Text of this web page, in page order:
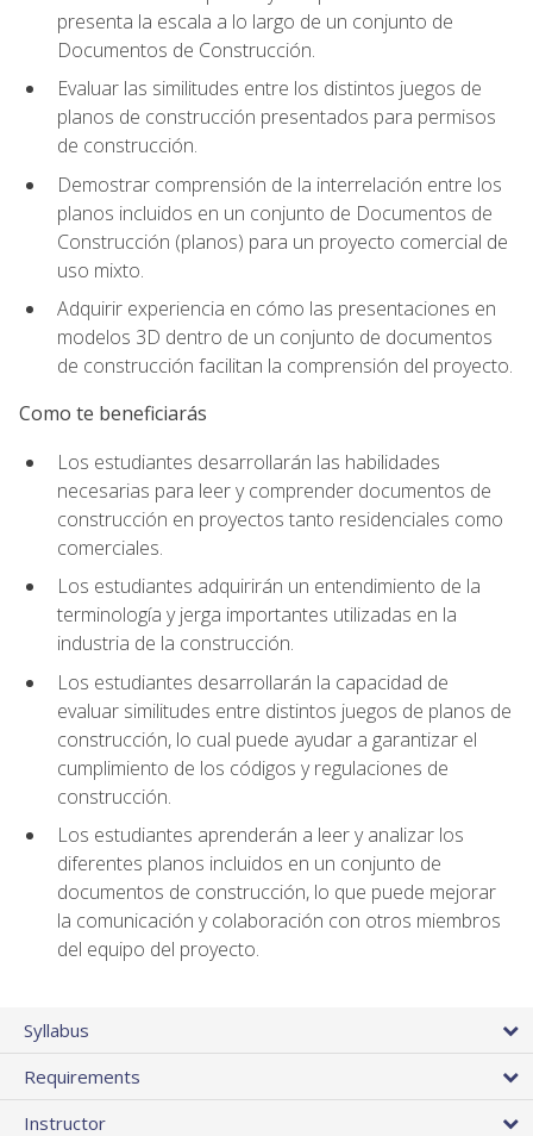
presenta la escala a lo largo de un conjunto de
Documentos de Construcción.
Evaluar las similitudes entre los distintos juegos de
planos de construcción presentados para permisos
de construcción.
Demostrar comprensión de la interrelación entre los
planos incluidos en un conjunto de Documentos de
Construcción (planos) para un proyecto comercial de
uso mixto.
Adquirir experiencia en cómo las presentaciones en
modelos 3D dentro de un conjunto de documentos
de construcción facilitan la comprensión del proyecto.
Como te beneficiarás
Los estudiantes desarrollarán las habilidades
necesarias para leer y comprender documentos de
construcción en proyectos tanto residenciales como
comerciales.
Los estudiantes adquirirán un entendimiento de la
terminología y jerga importantes utilizadas en la
industria de la construcción.
Los estudiantes desarrollarán la capacidad de
evaluar similitudes entre distintos juegos de planos de
construcción, lo cual puede ayudar a garantizar el
cumplimiento de los códigos y regulaciones de
construcción.
Los estudiantes aprenderán a leer y analizar los
diferentes planos incluidos en un conjunto de
documentos de construcción, lo que puede mejorar
la comunicación y colaboración con otros miembros
del equipo del proyecto.
Syllabus
Requirements
Instructor